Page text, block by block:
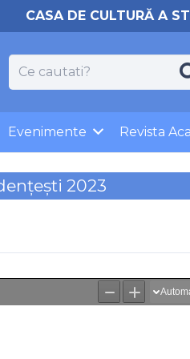
CASA DE CULTURĂ A
Evenimente Revista
2023